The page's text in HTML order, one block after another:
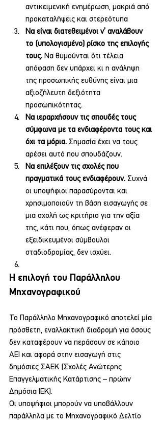
αντικειμενική ενημέρωση, μακριά από
προκαταλήψεις και στερεότυπα
Να είναι διατεθειμένοι ν’ αναλάβουν
το (υπολογισμένο) ρίσκο της επιλογής
τους. Να θυμούνται ότι τέλεια
απόφαση δεν υπάρχει κι η ανάληψη
της προσωπικής ευθύνης είναι μια
αξιοζήλευτη δεξιότητα
προσωπικότητας.
Να ιεραρχήσουν τις σπουδές τους
σύμφωνα με τα ενδιαφέροντα τους και
όχι τα μόρια. Σημασία έχει να τους
αρέσει αυτό που σπουδάζουν.
Να επιλέξουν τις σχολές που
πραγματικά τους ενδιαφέρουν. Συχνά
οι υποψήφιοι παρασύρονται και
χρησιμοποιούν τη βάση εισαγωγής σε
μια σχολή ως κριτήριο για την αξία
της, κάτι που, όπως ανέφεραν οι
εξειδικευμένοι σύμβουλοι
σταδιοδρομίας, δεν ισχύει.
Η επιλογή του Παράλληλου
Μηχανογραφικού
Το Παράλληλο Μηχανογραφικό αποτελεί μία
πρόσθετη, εναλλακτική διαδρομή για όσους
δεν καταφέρουν να περάσουν σε κάποιο
ΑΕΙ και αφορά στην εισαγωγή στις
δημόσιες ΣΑΕΚ (Σχολές Ανώτερης
Επαγγελματικής Κατάρτισης – πρώην
Δημόσια ΙΕΚ).
Οι υποψήφιοι μπορούν να υποβάλλουν
παράλληλα με το Μηχανογραφικό Δελτίο